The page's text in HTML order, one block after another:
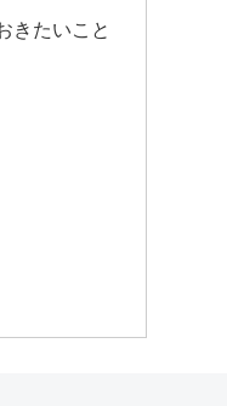
きたいこと